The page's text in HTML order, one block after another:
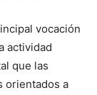
vocación
actividad
que las
orientados a